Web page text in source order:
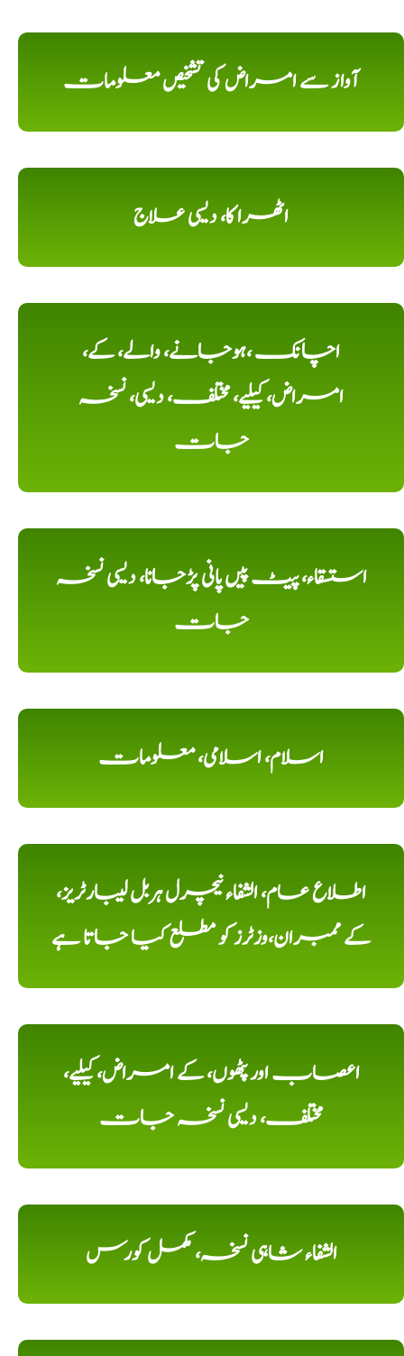
آواز سے امراض کی تشخیص معلومات
اٹھرا کا، دیسی علاج
اچانک ،ہوجانے، والے، کے،
امراض، کیلیے، مختلف، دیسی، نسخہ
جات
استسقاء، پیٹ پیں پانی پڑجانا، دیسی نسخہ
جات
اسلام، اسلامی، معلومات
اطلاع عام، الشفاء نیچرل ہربل لیبارٹریز،
کے ممبران،وزٹرز کو مطلع کیا جاتا ہے
اعصاب اور پٹھوں، کے امراض، کیلیے،
مختلف، دیسی نسخہ جات
الشفاء شاہی نسخہ، مکمل کورس